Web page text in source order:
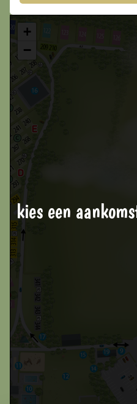
1 Badkamer
2 Badkamers
kies een
+
−